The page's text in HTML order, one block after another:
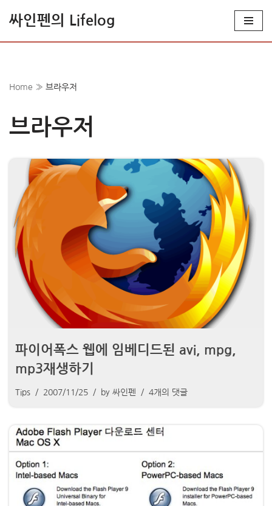
로
너
뛰
싸인펜의 Lifelog
Home » 브라우저
브라우저
파이어폭스 웹에 임베디드된 avi, mpg,
mp3재생하기
Tips 2007/11/25 by 싸인펜 4개의 댓글